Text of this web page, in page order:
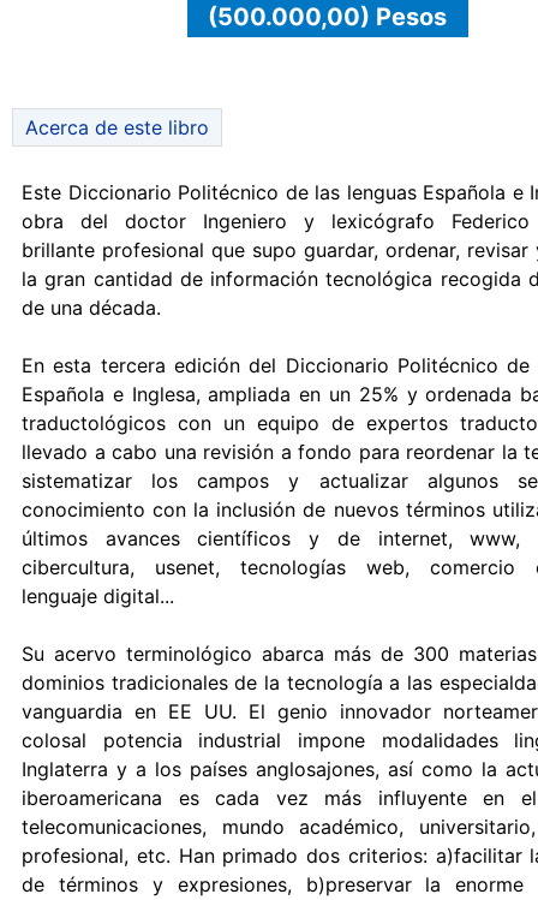
(500.000,00) Pesos
Acerca de este libro
Este Diccionario Politécnico de las lenguas Española e
obra del doctor Ingeniero y lexicógrafo Federico
brillante profesional que supo guardar, ordenar, revisar
la gran cantidad de información tecnológica recogida
de una década.
En esta tercera edición del Diccionario Politécnico de
Española e Inglesa, ampliada en un 25% y ordenada
traductológicos con un equipo de expertos
llevado a cabo una revisión a fondo para reordenar la
sistematizar los campos y actualizar algunos
conocimiento con la inclusión de nuevos términos
últimos avances científicos y de internet, www,
cibercultura, usenet, tecnologías web, comercio
lenguaje digital...
Su acervo terminológico abarca más de 300
dominios tradicionales de la tecnología a las
vanguardia en EE UU. El genio innovador
colosal potencia industrial impone modalidades
Inglaterra y a los países anglosajones, así como la
iberoamericana es cada vez más influyente en
telecomunicaciones, mundo académico,
profesional, etc. Han primado dos criterios: a)facilitar
de términos y expresiones, b)preservar la enorme